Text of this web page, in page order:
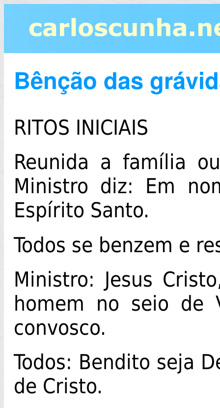
Bênção das
RITOS INICIAIS
Reunida a família
Ministro diz: Em
Espírito Santo.
Todos se benzem e
Ministro: Jesus
homem no seio de
convosco.
Todos: Bendito seja
de Cristo.